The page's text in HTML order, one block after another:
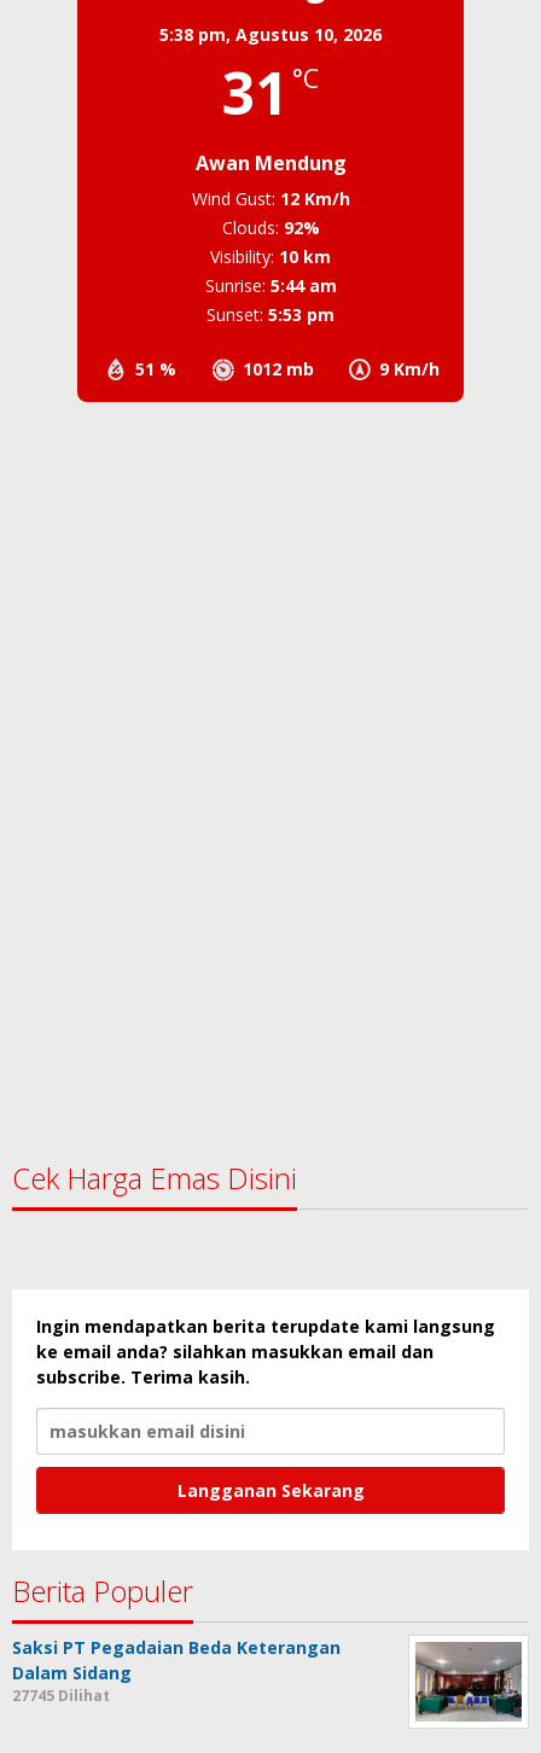
5:38 pm, Agustus 10, 2026
31 °C
Awan Mendung
51 % 1012 mb 9 Km/h
Wind Gust: 12 Km/h
Clouds: 92%
Visibility: 10 km
Sunrise: 5:44 am
Sunset: 5:53 pm
Cek Harga Emas Disini
Ingin mendapatkan berita terupdate kami langsung
ke email anda? silahkan masukkan email dan
subscribe. Terima kasih.
Berita Populer
Saksi PT Pegadaian Beda Keterangan
Dalam Sidang
27745 Dilihat